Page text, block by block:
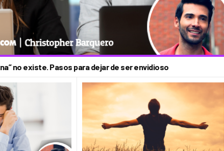
no existe. Pasos para dejar de ser envidioso